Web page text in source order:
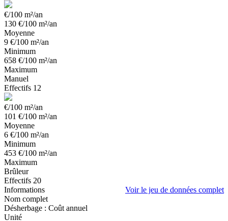
€/100 m²/an
130 €/100 m²/an
Moyenne
9 €/100 m²/an
Minimum
658 €/100 m²/an
Maximum
Manuel
Effectifs 12
€/100 m²/an
101 €/100 m²/an
Moyenne
6 €/100 m²/an
Minimum
453 €/100 m²/an
Maximum
Brûleur
Effectifs 20
Informations
Voir le jeu de données complet
Nom complet
Désherbage : Coût annuel
Unité